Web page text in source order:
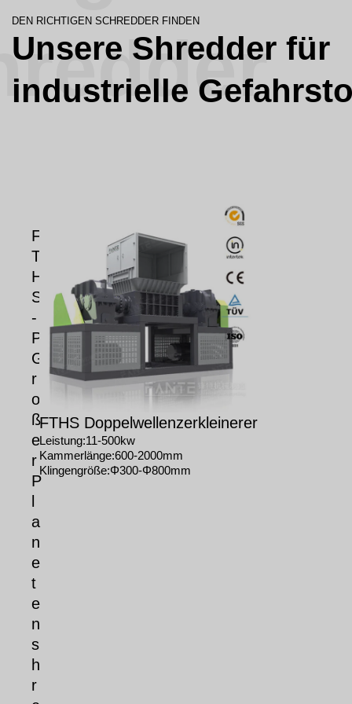
DEN RICHTIGEN SCHREDDER FINDEN
Unsere Shredder für
industrielle
F
T
H
S
-
P
G
r
o
ß
e
r
P
a
n
e
t
e
n
s
h
r
FTHS Doppelwellenzerkleinerer
Leistung:11-500kw
Kammerlänge:600-2000mm
Klingengröße:Φ300-Φ800mm